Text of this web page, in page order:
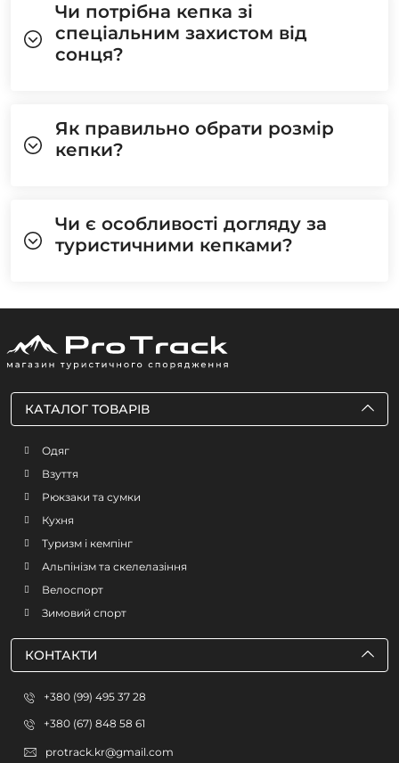
Чи потрібна кепка зі
спеціальним захистом від
сонця?
Як правильно обрати розмір
кепки?
Чи є особливості догляду за
туристичними кепками?
КАТАЛОГ ТОВАРІВ
Одяг
Взуття
Рюкзаки та сумки
Кухня
Туризм і кемпінг
Альпінізм та скелелазіння
Велоспорт
Зимовий спорт
КОНТАКТИ
+380 (99) 495 37 28
+380 (67) 848 58 61
protrack.kr@gmail.com